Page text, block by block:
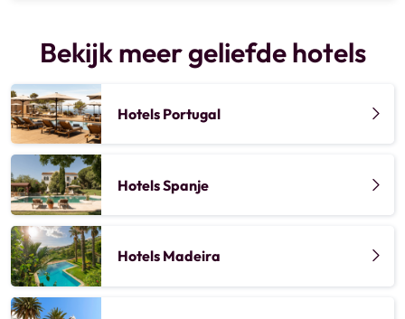
Bekijk meer geliefde hotels
Hotels Portugal
Hotels Spanje
Hotels Madeira